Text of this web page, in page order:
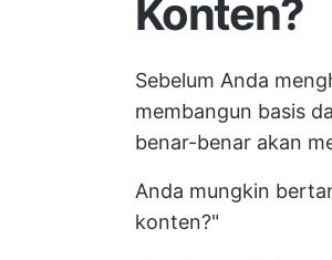
Konten?
Sebelum Anda
membangun basis
benar-benar akan
Anda mungkin
konten?"